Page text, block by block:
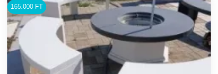
165.000 FT